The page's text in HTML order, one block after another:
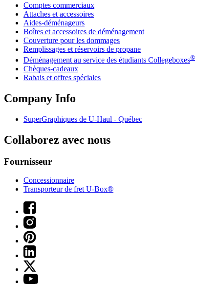
Comptes commerciaux
Attaches et accessoires
Aides-déménageurs
Boîtes et accessoires de déménagement
Couverture pour les dommages
Remplissages et réservoirs de propane
Déménagement au service des étudiants Collegeboxes®
Chèques-cadeaux
Rabais et offres spéciales
Company Info
SuperGraphiques de U-Haul - Québec
Collaborez avec nous
Fournisseur
Concessionnaire
Transporteur de fret U-Box®